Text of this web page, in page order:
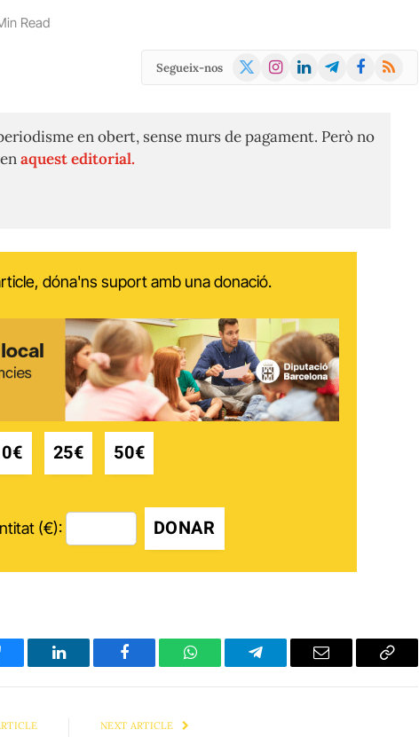
Read
Segueix-nos
X
Instagram
LinkedInTelegramFacebook
RSS
en obert, sense murs de pagament. Però no
aquest editorial.
dóna'ns suport amb una donació.
25€ 50€
(€): DONAR
LinkedIn Facebook WhatsAppTelegram Email
Copy
NEXT ARTICLE